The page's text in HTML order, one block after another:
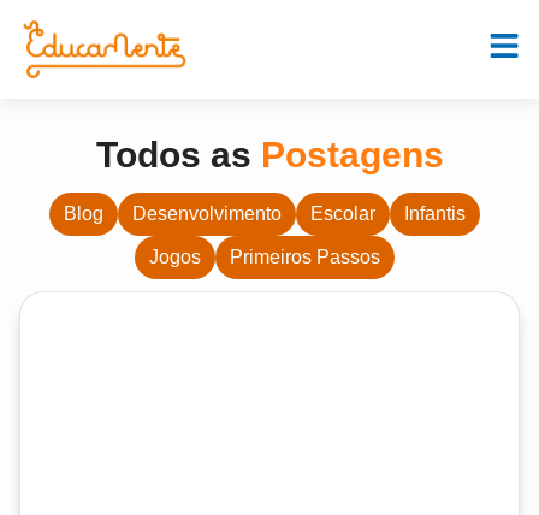
Todos as Postagens
Blog Desenvolvimento Escolar Infantis
Jogos Primeiros Passos